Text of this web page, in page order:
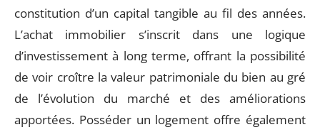
constitution d’un capital tangible au fil des années.
L’achat immobilier s’inscrit dans une logique
d’investissement à long terme, offrant la possibilité
de voir croître la valeur patrimoniale du bien au gré
de l’évolution du marché et des améliorations
apportées. Posséder un logement offre également